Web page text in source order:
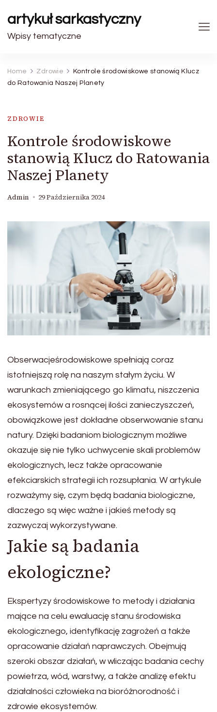
artykuł sarkastyczny
Wpisy tematyczne
Home Zdrowie
Kontrole środowiskowe stanowią Klucz
do Ratowania Naszej Planety
ZDROWIE
Kontrole środowiskowe
stanowią Klucz do Ratowania
Naszej Planety
Admin 29 Października 2024
Obserwacjeśrodowiskowe spełniają coraz
istotniejszą rolę na naszym stałym życiu. W
warunkach zmieniającego go klimatu, niszczenia
ekosystemów a rosnącej ilości zanieczyszczeń,
obowiązkowe jest dokładne obserwowanie stanu
natury. Dzięki badaniom biologicznym możliwe
okazuje się nie tylko uchwycenie skali problemów
ekologicznych, lecz także opracowanie
efekciarskich strategii ich rozsupłania. W artykule
rozważymy się, czym będą badania biologiczne,
dlaczego są więc ważne i jakieś metody są
zazwyczaj wykorzystywane.
Jakie są badania
ekologiczne?
Ekspertyzy środowiskowe to metody i działania
mające na celu ewaluację stanu środowiska
ekologicznego, identyfikację zagrożeń a także
opracowanie działań naprawczych. Obejmują
szeroki obszar działań, w wliczając badania cechy
powietrza, wód, warstwy, a także analizę efektu
działalności człowieka na bioróżnorodność i
zdrowie ekosystemów.